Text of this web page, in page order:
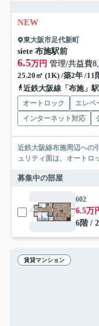
NEW
東大阪市足代新町
siete 布施駅前
6.5万円 管理/共益費
25.20㎡ (1K) /築2年 /11
近鉄大阪線「布施」
オートロック エレベ
インターネット対応
近鉄大阪線布施周辺への
ュリティ面は、オートロ
募集中の部屋
602
6.5万
6階 /
賃貸マンション